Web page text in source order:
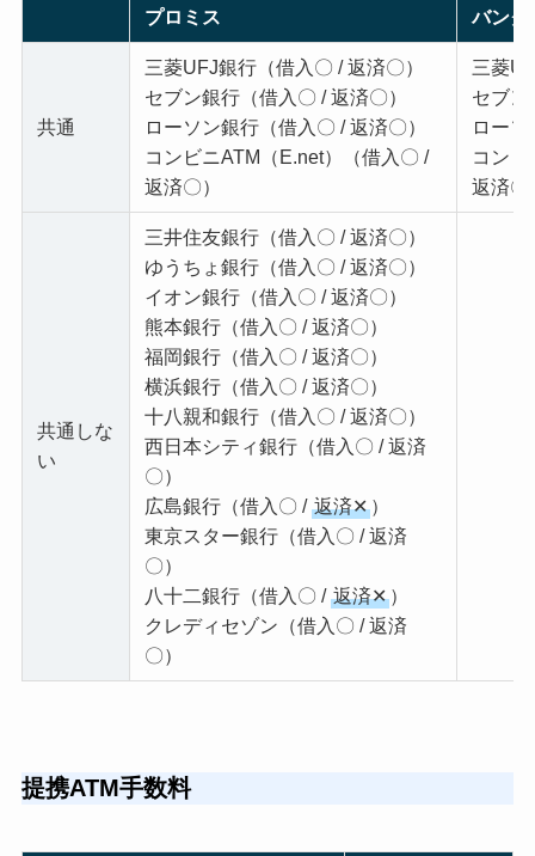
プロミス バンク
共通
三菱UFJ銀行（借入〇 / 返済〇）
セブン銀行（借入〇 / 返済〇）
ローソン銀行（借入〇 / 返済〇）
コンビニATM（E.net）（借入〇 /
返済〇）
三菱
セブン
ロー
コンビ
返済〇
共通しな
い
三井住友銀行（借入〇 / 返済〇）
ゆうちょ銀行（借入〇 / 返済〇）
イオン銀行（借入〇 / 返済〇）
熊本銀行（借入〇 / 返済〇）
福岡銀行（借入〇 / 返済〇）
横浜銀行（借入〇 / 返済〇）
十八親和銀行（借入〇 / 返済〇）
西日本シティ銀行（借入〇 / 返済
〇）
広島銀行（借入〇 / 返済✕ ）
東京スター銀行（借入〇 / 返済
〇）
八十二銀行（借入〇 / 返済✕ ）
クレディセゾン（借入〇 / 返済
〇）
提携ATM手数料